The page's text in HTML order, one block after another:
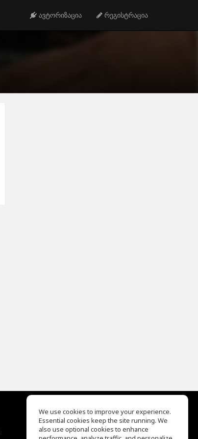
ავტორიზაცია რეგისტრაცია
EQ Ear Training
Drum Machine
We use cookies to improve your experience.
Essential cookies keep the site running. We
also use optional cookies to enhance